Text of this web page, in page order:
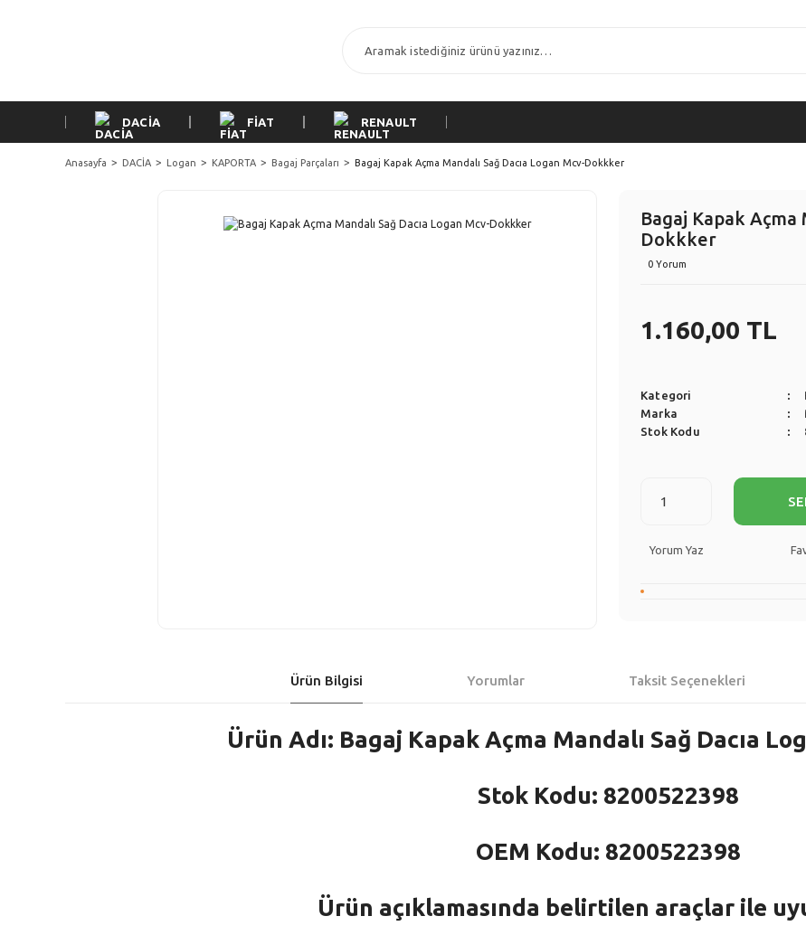
DACİA FİAT RENAULT
Anasayfa DACİA Logan KAPORTA Bagaj Parçaları Bagaj Kapak Açma Mandalı Sağ Dacıa Logan Mcv-Dokkker
Bagaj Kapak Açma
Dokkker
0 Yorum
1.160,00 TL
Kategori
Marka
Stok Kodu
Yorum Yaz
Ürün Bilgisi Yorumlar Taksit Seçenekleri
Ürün Adı: Bagaj Kapak Açma Mandalı Sağ Dacıa
Stok Kodu: 8200522398
OEM Kodu: 8200522398
Ürün açıklamasında belirtilen araçlar ile